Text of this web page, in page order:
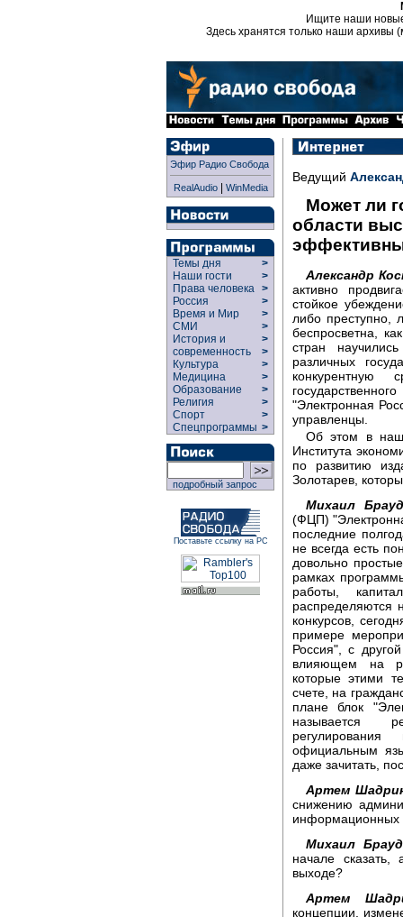
Ищите наши
Здесь хранятся только наши архивы
Эфир Радио Свобода
RealAudio| WinMedia
Темы дня
>
Наши гости
>
Права человека >
Россия
>
Время и Мир
>
СМИ
>
История и
современность
>
>
Культура
>
Медицина
>
Образование
>
Религия
>
Спорт
>
Спецпрограммы >
подробный запрос
Поставьте ссылку на РС
Ведущий
Может ли
области
Александр
активно
стойкое
либо преступно,
беспросветна,
стран
различных
конкурентную
"Электронная
управленцы.
Об этом в
Института
по развитию
Золотарев,
Михаил
(ФЦП)
последние
не всегда есть
довольно
рамках
работы,
распределяются
конкурсов,
примере
Россия", с
влияющем на
которые этими
счете, на
плане блок
называется
официальным
даже зачитать,
Артем
снижению
информационных
Михаил
начале
выходе?
Артем
концепции,